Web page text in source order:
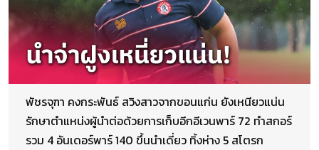
พัชรจุฑา คงกระพันธ์ สวิงสาวจากขอนแก่น ยังเหนียวแน่น
รักษาตำแหน่งผู้นำต่อด้วยการเก็บอีกอีเวนพาร์ 72 ทำสกอร์
รวม 4 อันเดอร์พาร์ 140 ขึ้นนำเดี่ยว ทิ้งห่าง 5 สโตรก